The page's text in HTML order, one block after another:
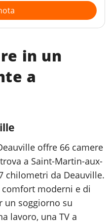
in un
a
offre 66 camere
a Saint-Martin-aux-
chilometri da Deauville.
moderni e di
un soggiorno su
lavoro, una TV a